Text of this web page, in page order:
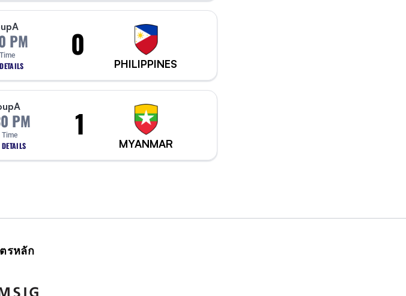
A
PM 0
PHILIPPINES
A
PM
Time 1
MYANMAR
รหลัก